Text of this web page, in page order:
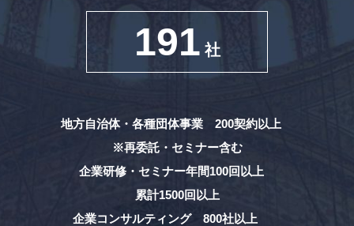
191 社
地方自治体・各種団体事業 200契約以上
※再委託・セミナー含む
企業研修・セミナー年間100回以上
累計1500回以上
企業コンサルティング 800社以上